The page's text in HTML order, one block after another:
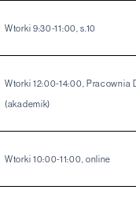
Wtorki 9:30-11:00, s.10
Wtorki 12:00-14:00, Pracownia
(akademik)
Wtorki 10:00-11:00, online